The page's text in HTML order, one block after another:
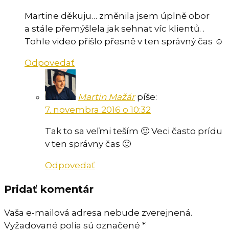
Martine děkuju… změnila jsem úplně obor
a stále přemýšlela jak sehnat víc klientů. .
Tohle video přišlo přesně v ten správný čas ☺
Odpovedať
Martin Mažár píše:
7. novembra 2016 o 10:32
Tak to sa veľmi teším 🙂 Veci často prídu
v ten správny čas 🙂
Odpovedať
Pridať komentár
Vaša e-mailová adresa nebude zverejnená.
Vyžadované polia sú označené *